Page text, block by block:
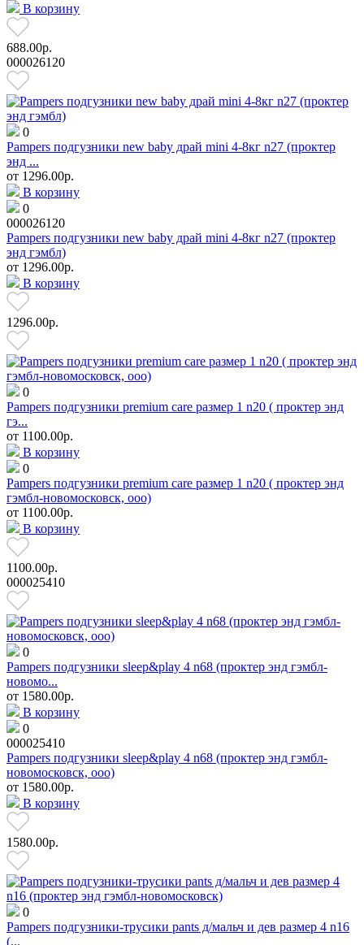
В корзину
688.00р.
000026120
0
Pampers подгузники new baby драй mini 4-8кг n27 (проктер
энд ...
от 1296.00р.
В корзину
0
000026120
Pampers подгузники new baby драй mini 4-8кг n27 (проктер
энд гэмбл)
от 1296.00р.
В корзину
1296.00р.
0
Pampers подгузники premium care размер 1 n20 ( проктер энд
гэ...
от 1100.00р.
В корзину
0
Pampers подгузники premium care размер 1 n20 ( проктер энд
гэмбл-новомосковск, ооо)
от 1100.00р.
В корзину
1100.00р.
000025410
0
Pampers подгузники sleep&play 4 n68 (проктер энд гэмбл-
новомо...
от 1580.00р.
В корзину
0
000025410
Pampers подгузники sleep&play 4 n68 (проктер энд гэмбл-
новомосковск, ооо)
от 1580.00р.
В корзину
1580.00р.
0
Pampers подгузники-трусики pants д/мальч и дев размер 4 n16
(...